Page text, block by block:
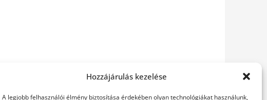
Hozzájárulás kezelése
A legjobb felhasználói élmény biztosítása érdekében olyan technológiákat használunk,